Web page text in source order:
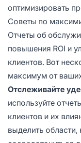
оптимизировать
Советы по
Отчеты об
повышения ROI и
клиентов. Вот
максимум от
Отслеживайте
используйте
клиентов и их
выделить